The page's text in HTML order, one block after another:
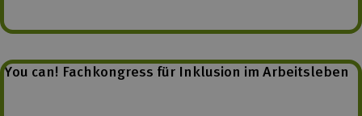
You can! Fachkongress für Inklusion im Arbeitsleben